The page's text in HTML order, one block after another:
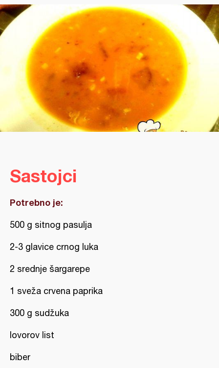
Sastojci
Potrebno je:
500 g sitnog pasulja
2-3 glavice crnog luka
2 srednje šargarepe
1 sveža crvena paprika
300 g sudžuka
lovorov list
biber